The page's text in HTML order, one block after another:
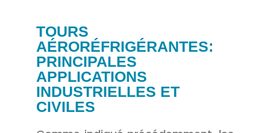
TOURS
AÉRORÉFRIGÉRANTES:
PRINCIPALES
APPLICATIONS
INDUSTRIELLES ET
CIVILES